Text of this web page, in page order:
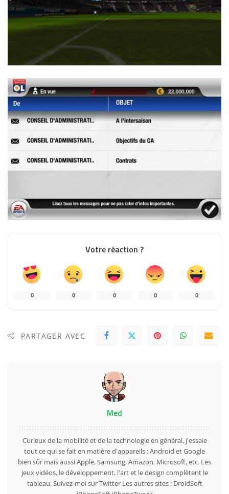
Votre réaction ?
0 0 0 0 0
PARTAGER AVEC
Med
Curieux de la mobilité et de la technologie en général, j'essaie
tout ce qui se fait en matière d'appareils : Android et Google
bien sûr mais aussi Apple, Samsung, Amazon, Microsoft, etc. Les
jeux vidéos, le développement, l'art et le design complètent le
tableau. Suivez-moi surTwitterLes autres sites : DroidSoft